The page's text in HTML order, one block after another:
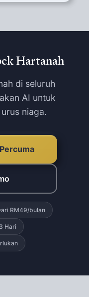
butiran,
yang ditanya
Hartanah
di seluruh
AI untuk
niaga.
RM49/bulan
Hari